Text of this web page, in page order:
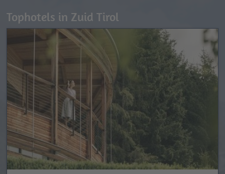
Tophotels in Zuid Tirol